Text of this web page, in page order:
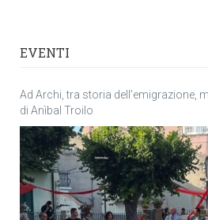
EVENTI
Ad Archi, tra storia dell’emigrazione,
di Anìbal Troilo